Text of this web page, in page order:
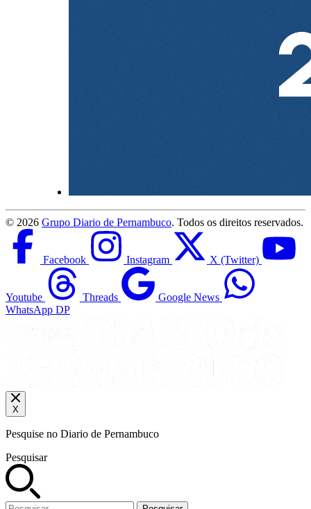
© 2026 Grupo Diario de Pernambuco. Todos os direitos reservados.
Facebook Instagram X (Twitter)
Youtube Threads
Google News
WhatsApp DP
X
Pesquise no Diario de Pernambuco
Pesquisar